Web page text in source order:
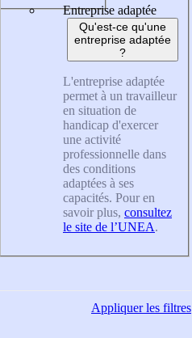
Entreprise adaptée
Qu'est-ce qu'une
entreprise adaptée
?
L'entreprise adaptée
permet à un travailleur
en situation de
handicap d'exercer
une activité
professionnelle dans
des conditions
adaptées à ses
capacités. Pour en
savoir plus, consultez
le site de l’UNEA.
Appliquerles filtres